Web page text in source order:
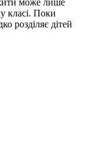
класі. Поки
розділяє дітей